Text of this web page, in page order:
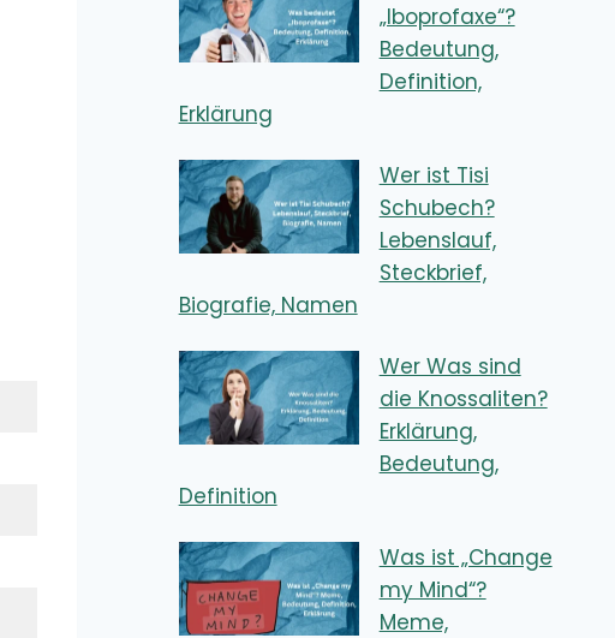
„Iboprofaxe“?
Bedeutung,
Definition,
Erklärung
Wer ist Tisi
Schubech?
Lebenslauf,
Steckbrief,
Biografie, Namen
Wer Was sind
die Knossaliten?
Erklärung,
Bedeutung,
Definition
Was ist „Change
my Mind“?
Meme,